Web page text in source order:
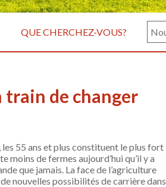
QUE CHERCHEZ-VOUS?
train de changer
55 ans et plus constituent le plus fort
de fermes aujourd’hui qu’il y a
que jamais. La face de l’agriculture
nouvelles possibilités de carrière dans